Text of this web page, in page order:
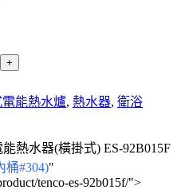
能熱水爐, 熱水器, 衛浴
熱水器(橫掛式) ES-92B015F
桶#304)"
tenco-es-92b015f/">